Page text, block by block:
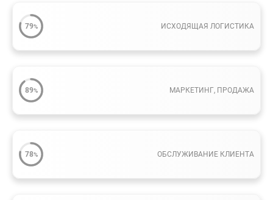
79% ИСХОДЯЩАЯ ЛОГИСТИКА
89% МАРКЕТИНГ, ПРОДАЖА
78% ОБСЛУЖИВАНИЕ КЛИЕНТА